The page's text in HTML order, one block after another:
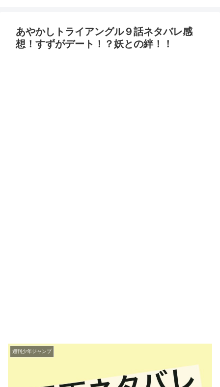
あやかしトライアングル９話ネタバレ感
想！すずがデート！？妖との絆！！
週刊少年ジャンプ